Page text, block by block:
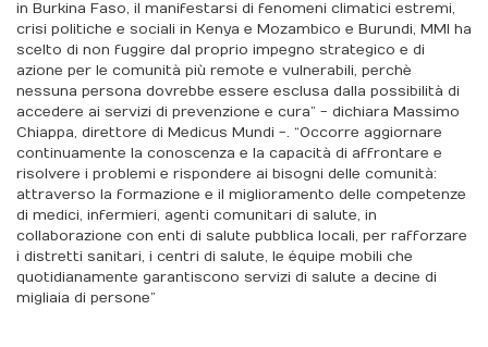
in Burkina Faso, il manifestarsi di fenomeni climatici estremi,
crisi politiche e sociali in Kenya e Mozambico e Burundi, MMI ha
scelto di non fuggire dal proprio impegno strategico e di
azione per le comunità più remote e vulnerabili, perchè
nessuna persona dovrebbe essere esclusa dalla possibilità di
accedere ai servizi di prevenzione e cura” - dichiara Massimo
Chiappa, direttore di Medicus Mundi -. “Occorre aggiornare
continuamente la conoscenza e la capacità di affrontare e
risolvere i problemi e rispondere ai bisogni delle comunità:
attraverso la formazione e il miglioramento delle competenze
di medici, infermieri, agenti comunitari di salute, in
collaborazione con enti di salute pubblica locali, per rafforzare
i distretti sanitari, i centri di salute, le équipe mobili che
quotidianamente garantiscono servizi di salute a decine di
migliaia di persone”